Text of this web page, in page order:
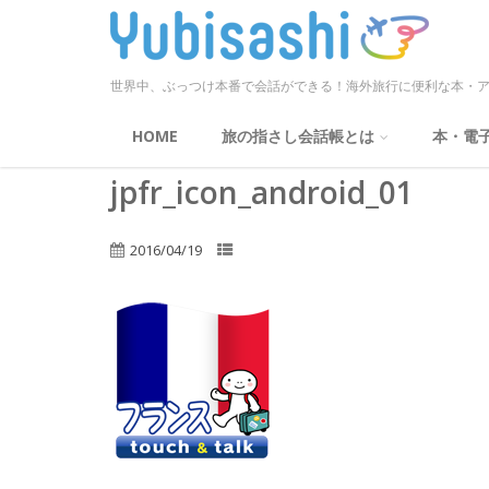
世界中、ぶっつけ本番で会話ができる！海外旅行に便利な本・
HOME 旅の指さし会話帳とは 本・電
jpfr_icon_android_01
2016/04/19